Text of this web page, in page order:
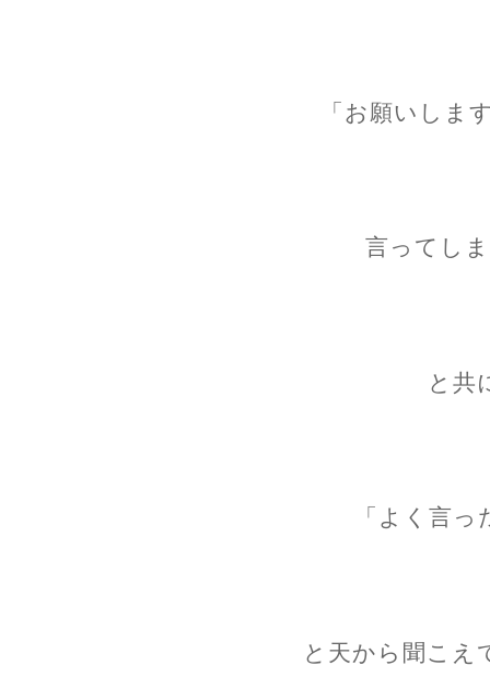
「お願いしま
言ってし
と共
「よく言っ
と天から聞こえ